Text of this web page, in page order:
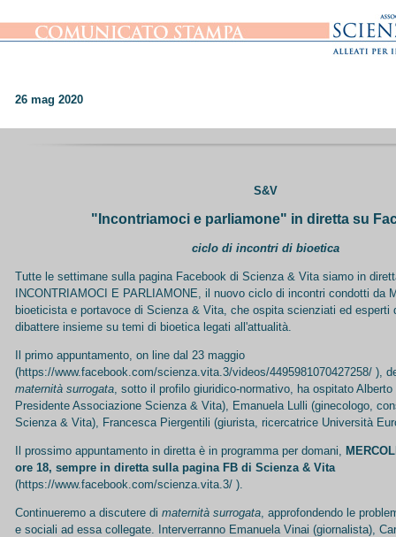
26 mag 2020
S&V
" Incontriamoci e parliamone" in diretta su
ciclo di incontri di bioetica
Tutte le settimane sulla pagina Facebook di Scienza & Vita siamo in
INCONTRIAMOCI E PARLIAMONE, il nuovo ciclo di incontri condotti da
bioeticista e portavoce di Scienza & Vita, che ospita scienziati ed esperti
dibattere insieme su temi di bioetica legati all'attualità.
Il primo appuntamento, on line dal 23 maggio
(https://www.facebook.com/scienza.vita.3/videos/4495981070427258/ ),
maternità surrogata, sotto il profilo giuridico-normativo, ha ospitato
Presidente Associazione Scienza & Vita), Emanuela Lulli (ginecologo,
Scienza & Vita), Francesca Piergentili (giurista, ricercatrice Università
Il prossimo appuntamento in diretta è in programma per domani,
ore 18, sempre in diretta sulla pagina FB di Scienza & Vita
(https://www.facebook.com/scienza.vita.3/ ).
Continueremo a discutere di maternità surrogata, approfondendo le
e sociali ad essa collegate. Interverranno Emanuela Vinai (giornalista),